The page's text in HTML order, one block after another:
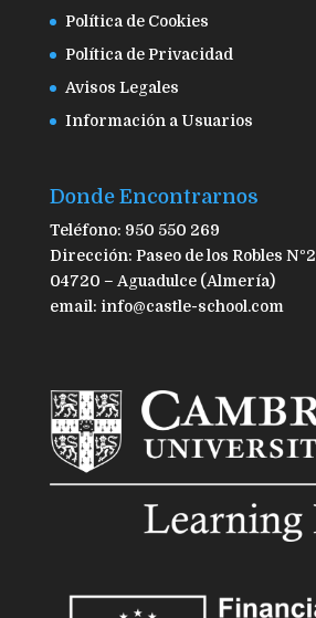
Política de Cookies
Política de Privacidad
Avisos Legales
Información a Usuarios
Donde Encontrarnos
Teléfono: 950 550 269
Dirección: Paseo de los Robles Nº2
04720 – Aguadulce (Almería)
email: info@castle-school.com